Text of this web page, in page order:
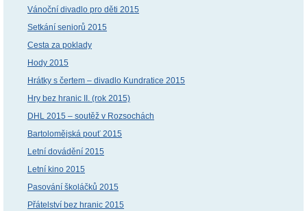
Vánoční divadlo pro děti 2015
Setkání seniorů 2015
Cesta za poklady
Hody 2015
Hrátky s čertem – divadlo Kundratice 2015
Hry bez hranic II. (rok 2015)
DHL 2015 – soutěž v Rozsochách
Bartolomějská pouť 2015
Letní dovádění 2015
Letní kino 2015
Pasování školáčků 2015
Přátelství bez hranic 2015